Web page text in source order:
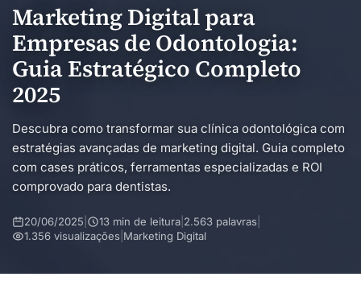
Marketing Digital para
Empresas de Odontologia:
Guia Estratégico Completo
2025
Descubra como transformar sua clínica odontológica com
estratégias avançadas de marketing digital. Guia completo
com cases práticos, ferramentas especializadas e ROI
comprovado para dentistas.
20/06/2025 13 min de leitura 2.563 palavras
1.356 visualizações Marketing Digital